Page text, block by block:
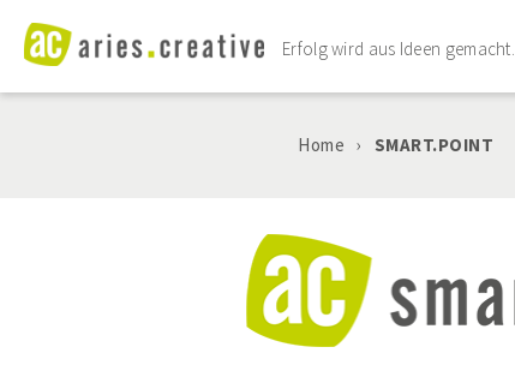
Erfolg wird aus Ideen gemacht.
Home › SMART.POINT